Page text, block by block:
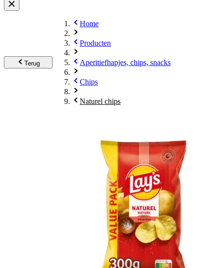
Terug
Home
Producten
Aperitiefhapjes, chips, snacks
Chips
Naturel chips